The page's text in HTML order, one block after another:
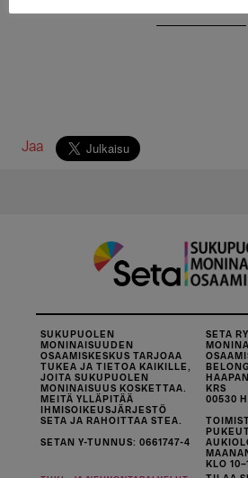
Jaa
SUKUPUOLEN
MONINAISUUDEN
OSAAMISKESKUS TARJOAA
TUKEA JA TIETOA KAIKILLE,
JOITA SUKUPUOLEN
MONINAISUUS KOSKETTAA.
MEITÄ YLLÄPITÄÄ
IHMISOIKEUSJÄRJESTÖ
SETA JA RAHOITTAA STEA.
SETAN Y-TUNNUS: 0661747-4
SETA
KRS
00530
KLO